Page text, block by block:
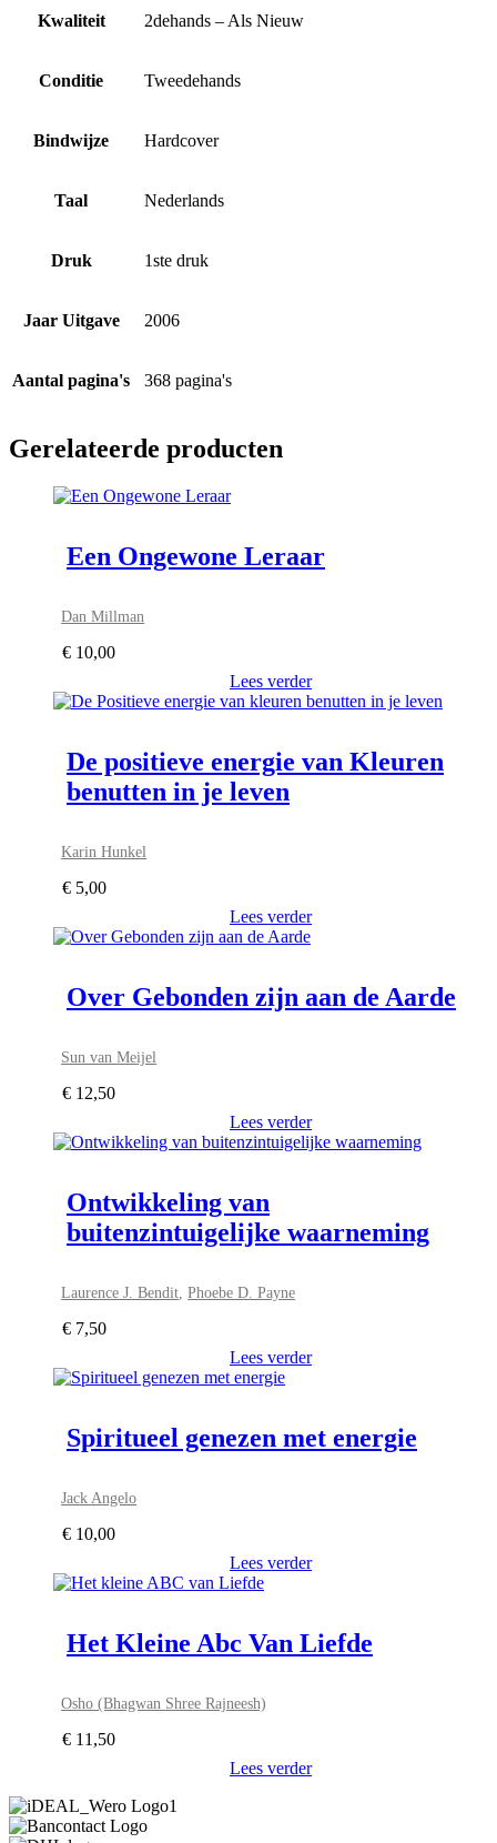
Kwaliteit 2dehands – Als Nieuw
Conditie Tweedehands
Bindwijze Hardcover
Taal Nederlands
Druk 1ste druk
Jaar Uitgave 2006
Aantal pagina's 368 pagina's
Gerelateerde producten
Een Ongewone Leraar
Dan Millman
€ 10,00
Lees verder
De positieve energie van Kleuren
benutten in je leven
Karin Hunkel
€ 5,00
Lees verder
Over Gebonden zijn aan de Aarde
Sun van Meijel
€ 12,50
Lees verder
Ontwikkeling van
buitenzintuigelijke waarneming
Laurence J. Bendit ,Phoebe D. Payne
€ 7,50
Lees verder
Spiritueel genezen met energie
Jack Angelo
€ 10,00
Lees verder
Het Kleine Abc Van Liefde
Osho (Bhagwan Shree Rajneesh)
€ 11,50
Lees verder